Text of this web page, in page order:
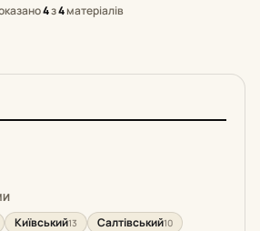
4з4матеріалів
Київський13 Салтівський10